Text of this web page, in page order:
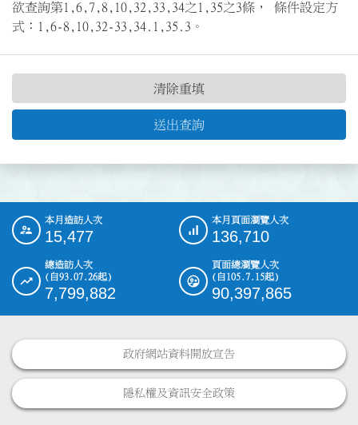
欲查詢第1,6,7,8,10,32,33,34之1,35之3條， 條件設定方
式：1,6-8,10,32-33,34.1,35.3。
送出查詢
清除重填
::: 本月造訪人次
15,477
本月頁面瀏覽人次
136,710
總造訪人次
(自93.07.26起)
7,799,882
頁面總瀏覽人次
(自105.7.15起)
90,397,865
政府網站資料開放宣告
隱私權及資訊安全政策